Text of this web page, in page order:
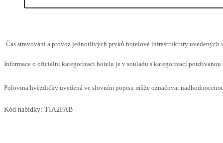
Čas stravování a provoz jednotlivých prvků hotelové infrastruktury uvedených
Informace o oficiální kategorizaci hotelu je v souladu s kategorizací
Polovina hvězdičky uvedená ve slovním popisu může označovat
Kód nabídky: TIA2FAB